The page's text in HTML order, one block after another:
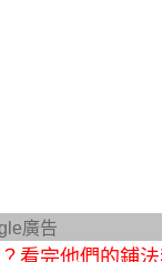
廣告
看完他們的鋪